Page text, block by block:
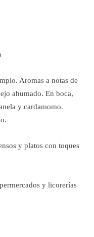
Aromas a notas de
ahumado. En boca,
y cardamomo.
y platos con toques
y licorerías